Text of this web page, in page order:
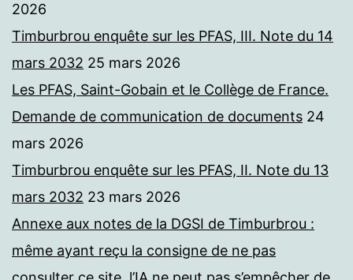
2026
Timburbrou enquête sur les PFAS, III. Note du 14
mars 2032 25 mars 2026
Les PFAS, Saint-Gobain et le Collège de France.
Demande de communication de documents 24
mars 2026
Timburbrou enquête sur les PFAS, II. Note du 13
mars 2032 23 mars 2026
Annexe aux notes de la DGSI de Timburbrou :
même ayant reçu la consigne de ne pas